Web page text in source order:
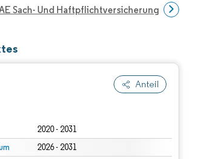
Sach- Und Haftpflichtversicherungsmarkt
Anteil
2020 - 2031
2026 - 2031